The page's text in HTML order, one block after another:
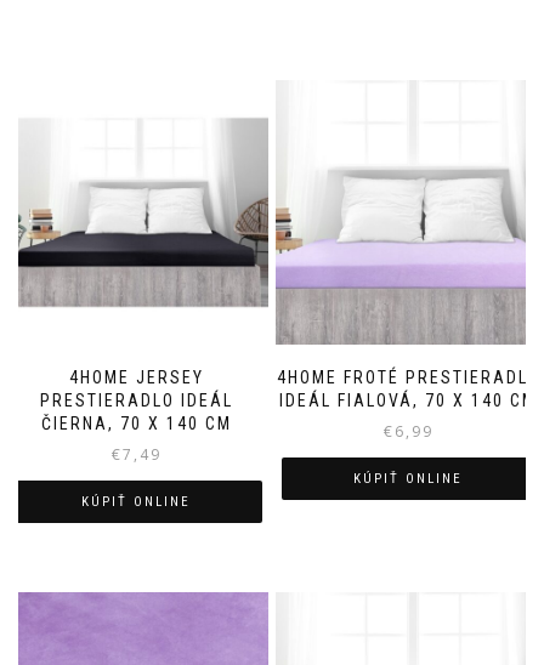
4HOME JERSEY
PRESTIERADLO IDEÁL
ČIERNA, 70 X 140 CM
€7,49
KÚPIŤ ONLINE
4HOME FROTÉ PRESTIERADLO
IDEÁL FIALOVÁ, 70 X 140 CM
€6,99
KÚPIŤ ONLINE